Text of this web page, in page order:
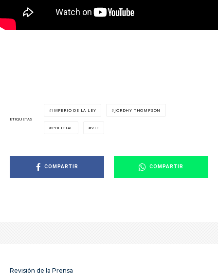
ETIQUETAS
IMPERIO DE LA LEY JORDHY THOMPSON
POLICIAL VIF
COMPARTIR COMPARTIR
Revisión de la Prensa